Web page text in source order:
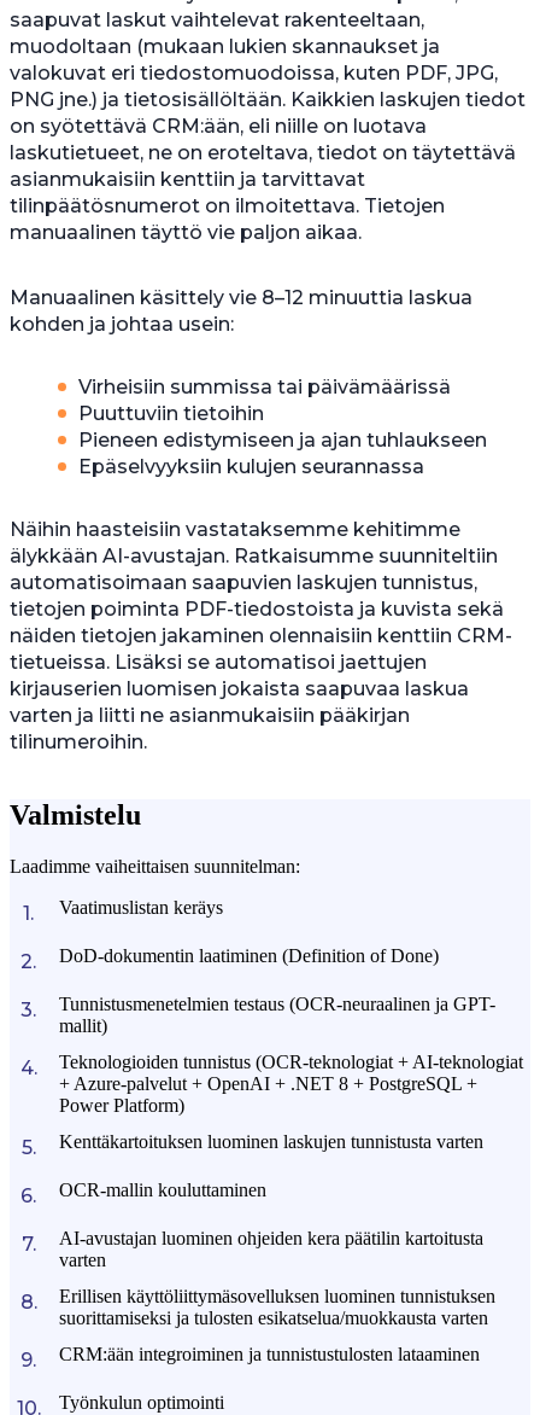
saapuvat laskut vaihtelevat rakenteeltaan,
muodoltaan (mukaan lukien skannaukset ja
valokuvat eri tiedostomuodoissa, kuten PDF, JPG,
PNG jne.) ja tietosisällöltään. Kaikkien laskujen tiedot
on syötettävä CRM:ään, eli niille on luotava
laskutietueet, ne on eroteltava, tiedot on täytettävä
asianmukaisiin kenttiin ja tarvittavat
tilinpäätösnumerot on ilmoitettava. Tietojen
manuaalinen täyttö vie paljon aikaa.
Manuaalinen käsittely vie 8–12 minuuttia laskua
kohden ja johtaa usein:
Virheisiin summissa tai päivämäärissä
Puuttuviin tietoihin
Pieneen edistymiseen ja ajan tuhlaukseen
Epäselvyyksiin kulujen seurannassa
Näihin haasteisiin vastataksemme kehitimme
älykkään AI-avustajan. Ratkaisumme suunniteltiin
automatisoimaan saapuvien laskujen tunnistus,
tietojen poiminta PDF-tiedostoista ja kuvista sekä
näiden tietojen jakaminen olennaisiin kenttiin CRM-
tietueissa. Lisäksi se automatisoi jaettujen
kirjauserien luomisen jokaista saapuvaa laskua
varten ja liitti ne asianmukaisiin pääkirjan
tilinumeroihin.
Valmistelu
Laadimme vaiheittaisen suunnitelman:
Vaatimuslistan keräys
DoD-dokumentin laatiminen (Definition of Done)
Tunnistusmenetelmien testaus (OCR-neuraalinen ja GPT-
mallit)
Teknologioiden tunnistus (OCR-teknologiat + AI-teknologiat
+ Azure-palvelut + OpenAI + .NET 8 + PostgreSQL +
Power Platform)
Kenttäkartoituksen luominen laskujen tunnistusta varten
OCR-mallin kouluttaminen
AI-avustajan luominen ohjeiden kera päätilin kartoitusta
varten
Erillisen käyttöliittymäsovelluksen luominen tunnistuksen
suorittamiseksi ja tulosten esikatselua/muokkausta varten
CRM:ään integroiminen ja tunnistustulosten lataaminen
Työnkulun optimointi